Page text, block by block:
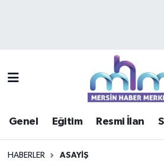
Genel Eğitim Resmi İlan
HABERLER ASAYIŞ
Mersin Trafik Yoğunluk
Süper Lig Puan Durumu ve